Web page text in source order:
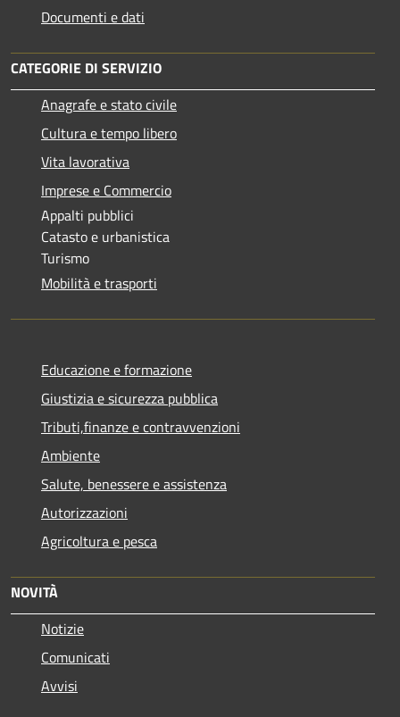
Documenti e dati
CATEGORIE DI SERVIZIO
Anagrafe e stato civile
Cultura e tempo libero
Vita lavorativa
Imprese e Commercio
Appalti pubblici
Catasto e urbanistica
Turismo
Mobilità e trasporti
Educazione e formazione
Giustizia e sicurezza pubblica
Tributi,finanze e contravvenzioni
Ambiente
Salute, benessere e assistenza
Autorizzazioni
Agricoltura e pesca
NOVITÀ
Notizie
Comunicati
Avvisi